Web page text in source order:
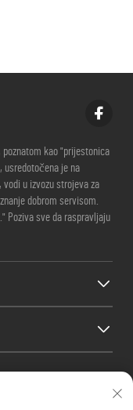
poznatom kao "prijestonica
usredotočena je na
u izvozu strojeva za
dobrom servisom.
Poziva sve da raspravljaju
Kaifu, Grad Changsha,